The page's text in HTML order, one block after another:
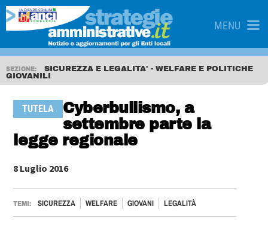
MENU
SEZIONE:
SICUREZZA E LEGALITA' - WELFARE E POLITICHE
GIOVANILI
TUTELA
Cyberbullismo, a
settembre parte la
legge regionale
8 Luglio 2016
TEMI: SICUREZZA WELFARE GIOVANI LEGALITÀ